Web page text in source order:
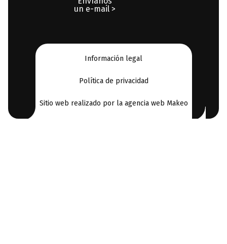
un e-mail >
Información legal
Política de privacidad
Sitio web realizado por la agencia web Makeo